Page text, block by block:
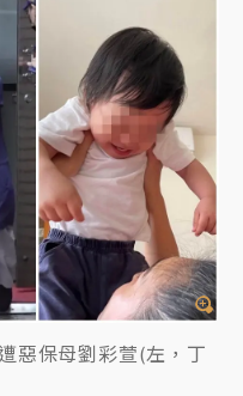
惡保母劉彩萱(左，丁